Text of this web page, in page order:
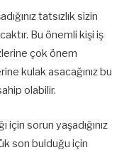
tatsızlık sizin
Bu önemli kişi iş
çok önem
kulak asacağınız bu
olabilir.
sorun yaşadığınız
son bulduğu için